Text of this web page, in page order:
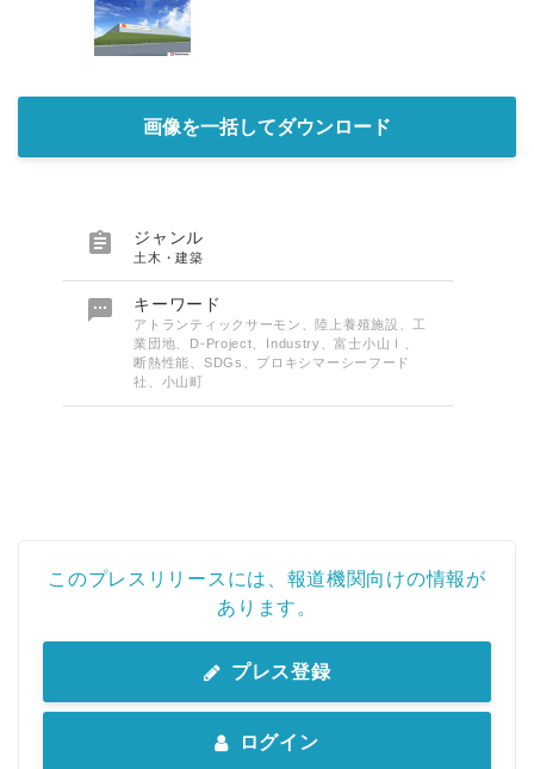
画像を一括してダウンロード
 ジャンル
土木・建築
 キーワード
アトランティックサーモン、陸上養殖施設、工
業団地、D-Project、Industry、富士小山Ⅰ、
断熱性能、SDGs、プロキシマーシーフード
社、小山町
このプレスリリースには、報道機関向けの情報が
あります。
プレス登録
ログイン